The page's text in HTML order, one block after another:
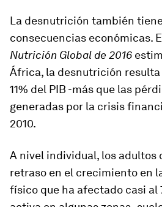
La desnutrición también
consecuencias económicas.
Nutrición Global de 2016
África, la desnutrición
11% del PIB -más que las
generadas por la crisis
2010.
A nivel individual, los adultos
retraso en el crecimiento en
físico que ha afectado casi al